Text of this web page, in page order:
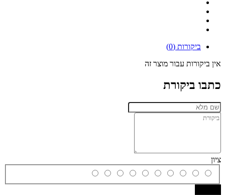
ביקורות (0)
אין ביקורות עבור מוצר זה
כתבו ביקורת
ציון